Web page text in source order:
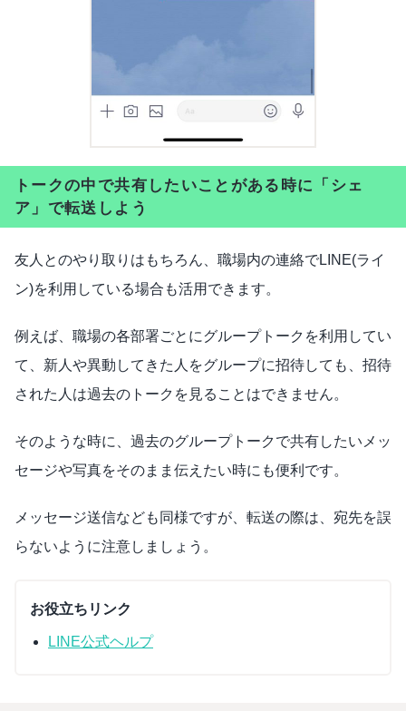
トークの中で共有したいことがある時に「シェ
ア」で転送しよう
友人とのやり取りはもちろん、職場内の連絡でLINE(ライ
ン)を利用している場合も活用できます。
例えば、職場の各部署ごとにグループトークを利用してい
て、新人や異動してきた人をグループに招待しても、招待
された人は過去のトークを見ることはできません。
そのような時に、過去のグループトークで共有したいメッ
セージや写真をそのまま伝えたい時にも便利です。
メッセージ送信なども同様ですが、転送の際は、宛先を誤
らないように注意しましょう。
お役立ちリンク
LINE公式ヘルプ